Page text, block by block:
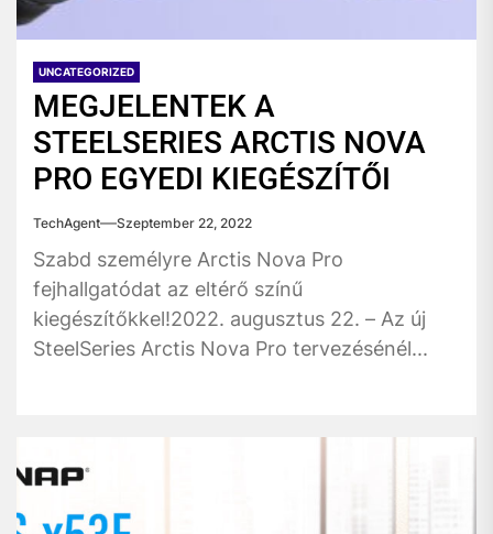
UNCATEGORIZED
MEGJELENTEK A
STEELSERIES ARCTIS NOVA
PRO EGYEDI KIEGÉSZÍTŐI
TechAgent Szeptember 22, 2022
Szabd személyre Arctis Nova Pro
fejhallgatódat az eltérő színű
kiegészítőkkel!2022. augusztus 22. – Az új
SteelSeries Arctis Nova Pro tervezésénél...